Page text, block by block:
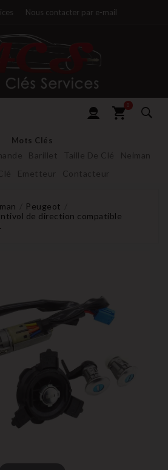
Nous contacter par e-mail
0
Mots Clés
Barillet Taille De Clé
Neiman
Emetteur Contacteur
Peugeot
de direction compatible